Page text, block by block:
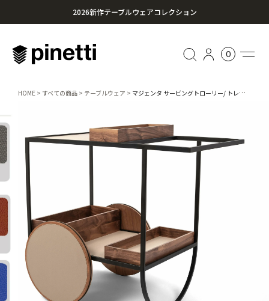
2026新作テーブルウェアコレクション
¥20,000円以上のお買い上げで送料無料
0
HOME すべての商品 テーブルウェア マジェンタ サービングトローリー/ トレイ3点付き